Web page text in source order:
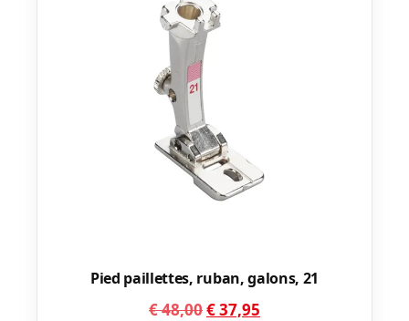
Pied paillettes, ruban, galons, 21
€48,00Le
€37,95